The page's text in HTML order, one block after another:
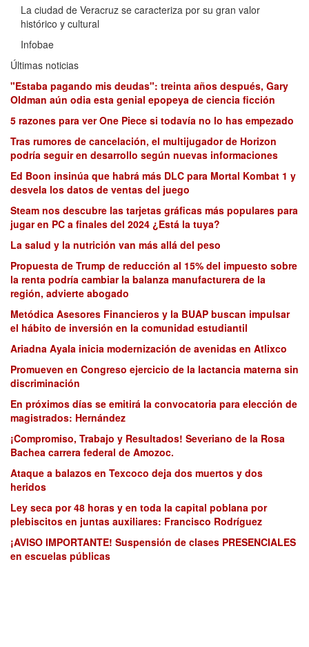
La ciudad de Veracruz se caracteriza por su gran valor
histórico y cultural
Infobae
Últimas noticias
"Estaba pagando mis deudas": treinta años después, Gary
Oldman aún odia esta genial epopeya de ciencia ficción
5 razones para ver One Piece si todavía no lo has empezado
Tras rumores de cancelación, el multijugador de Horizon
podría seguir en desarrollo según nuevas informaciones
Ed Boon insinúa que habrá más DLC para Mortal Kombat 1 y
desvela los datos de ventas del juego
Steam nos descubre las tarjetas gráficas más populares para
jugar en PC a finales del 2024 ¿Está la tuya?
La salud y la nutrición van más allá del peso
Propuesta de Trump de reducción al 15% del impuesto sobre
la renta podría cambiar la balanza manufacturera de la
región, advierte abogado
Metódica Asesores Financieros y la BUAP buscan impulsar
el hábito de inversión en la comunidad estudiantil
Ariadna Ayala inicia modernización de avenidas en Atlixco
Promueven en Congreso ejercicio de la lactancia materna sin
discriminación
En próximos días se emitirá la convocatoria para elección de
magistrados: Hernández
¡Compromiso, Trabajo y Resultados! Severiano de la Rosa
Bachea carrera federal de Amozoc.
Ataque a balazos en Texcoco deja dos muertos y dos
heridos
Ley seca por 48 horas y en toda la capital poblana por
plebiscitos en juntas auxiliares: Francisco Rodríguez
¡AVISO IMPORTANTE! Suspensión de clases PRESENCIALES
en escuelas públicas